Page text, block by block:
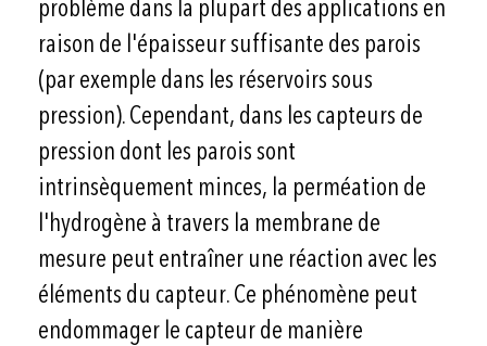
problème dans la plupart des applications en
raison de l'épaisseur suffisante des parois
(par exemple dans les réservoirs sous
pression). Cependant, dans les capteurs de
pression dont les parois sont
intrinsèquement minces, la perméation de
l'hydrogène à travers la membrane de
mesure peut entraîner une réaction avec les
éléments du capteur. Ce phénomène peut
endommager le capteur de manière